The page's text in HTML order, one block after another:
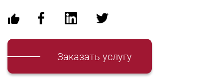
Заказать услугу